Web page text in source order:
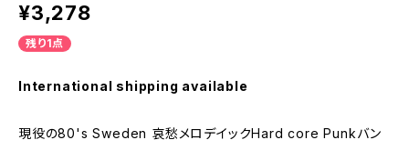
¥3,278
残り1点
International shipping available
現役の80's Sweden 哀愁メロデイックHard core Punkバン